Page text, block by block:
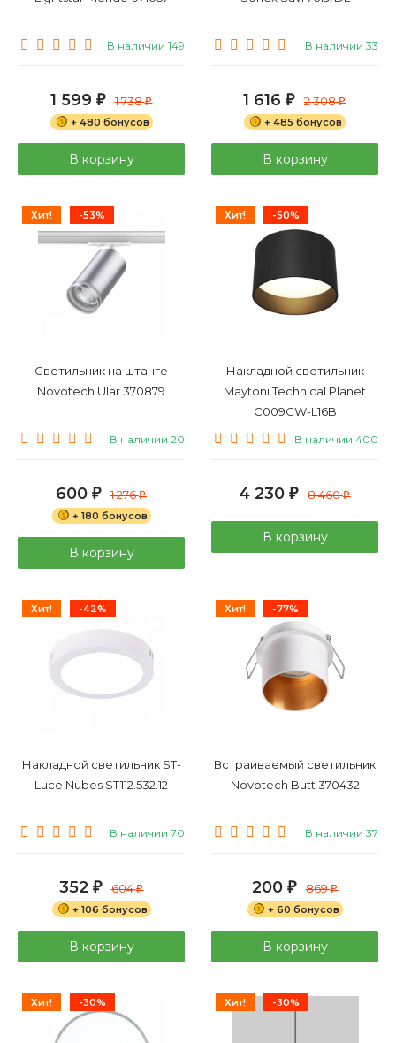
В наличии 149
1 599 ₽ 1 738₽
+ 480 бонусов
В корзину
В наличии 33
1 616 ₽ 2 308₽
+ 485 бонусов
В корзину
Хит! -53%
Светильник на штанге
Novotech Ular 370879
В наличии 20
600 ₽ 1 276₽
+ 180 бонусов
В корзину
Хит! -50%
Накладной светильник
Maytoni Technical Planet
C009CW-L16B
В наличии 400
4 230 ₽ 8 460₽
В корзину
Хит! -42%
Накладной светильник ST-
Luce Nubes ST112.532.12
В наличии 70
352 ₽ 604₽
+ 106 бонусов
В корзину
Хит! -77%
Встраиваемый светильник
Novotech Butt 370432
В наличии 37
200 ₽ 869₽
+ 60 бонусов
В корзину
Хит! -30% Хит! -30%